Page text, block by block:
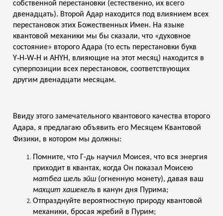
собственной перестановки (естественно, их всего
двенадцать). Второй Адар находится под влиянием всех
перестановок этих Божественных Имен. На языке
квантовой механики мы бы сказали, что «духовное
состояние» второго Адара (то есть перестановки букв
Y‑H‑W‑H и AHYH, влияющие на этот месяц) находится в
суперпозиции всех перестановок, соответствующих
другим двенадцати месяцам.
Ввиду этого замечательного квантового качества второго
Адара, я предлагаю объявить его Месяцем Квантовой
Физики, в котором мы должны:
Помните, что Г-дь научил Моисея, что вся энергия
приходит в квантах, когда Он показал Моисею
матбеа шель эйш (огненную монету), давая ваш
махцит хашекель в канун дня Пурима;
Отпразднуйте вероятностную природу квантовой
механики, бросая жребий в Пурим;